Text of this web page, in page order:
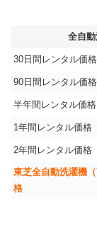
全自
30日間レンタル価格
90日間レンタル価格
半年間レンタル価格
1年間レンタル価格
2年間レンタル価格
東芝全自動洗濯機
格